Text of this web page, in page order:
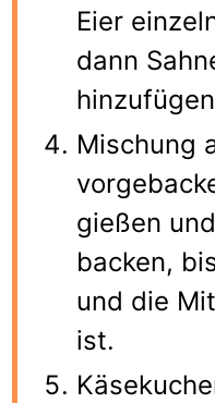
Eier
dann
Mischung
gießen
backen,
und die
ist.